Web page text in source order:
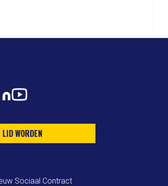
Youtube
LID WORDEN
Sociaal Contract